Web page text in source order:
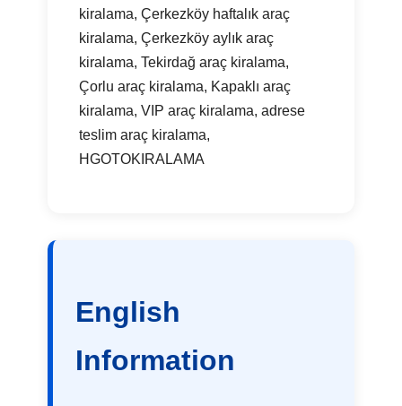
kiralama, Çerkezköy haftalık araç
kiralama, Çerkezköy aylık araç
kiralama, Tekirdağ araç kiralama,
Çorlu araç kiralama, Kapaklı araç
kiralama, VIP araç kiralama, adrese
teslim araç kiralama,
HGOTOKIRALAMA
English
Information